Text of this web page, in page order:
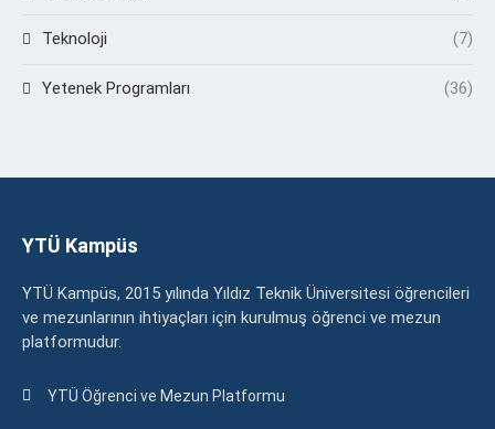
Teknoloji (7)
Yetenek Programları (36)
YTÜ Kampüs
YTÜ Kampüs, 2015 yılında Yıldız Teknik Üniversitesi öğrencileri
ve mezunlarının ihtiyaçları için kurulmuş öğrenci ve mezun
platformudur.
YTÜ Öğrenci ve Mezun Platformu